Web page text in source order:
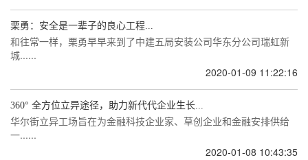
栗勇：安全是一辈子的良心工程...
和往常一样，栗勇早早来到了中建五局安装公司华东分公司瑞虹新
城......
2020-01-09 11:22:16
360° 全方位立异途径，助力新代代企业生长...
华尔街立异工场旨在为金融科技企业家、草创企业和金融安排供给
一......
2020-01-08 10:43:35